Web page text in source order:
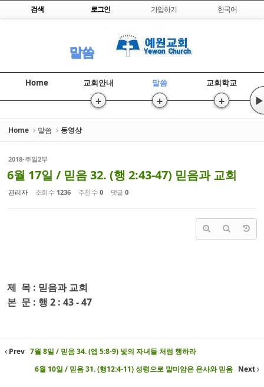
Skip to content
검색 로그인 가입하기 한국어
말씀
Home 교회안내
+
말씀
+
교회학교
+ ▶
Home 말씀 동영상
2018-주일2부
6월 17일 / 믿음 32. (행 2:43-47) 믿음과 교회
관리자 조회 수 1236 추천 수 0 댓글 0
제 목 : 믿음과 교회
본 문 : 행 2 : 43 - 47
Prev 7월 8일 / 믿음 34. (엡 5:8-9) 빛의 자녀들 처럼 행하라
6월 10일 / 믿음 31. (행12:4-11) 성령으로 말미암은 은사와 믿음 Next
Sketchbook5, 스케치북5
Sketchbook5, 스케치북5